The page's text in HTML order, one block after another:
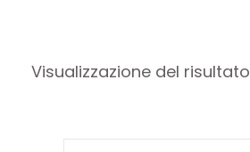
Visualizzazione del risultato